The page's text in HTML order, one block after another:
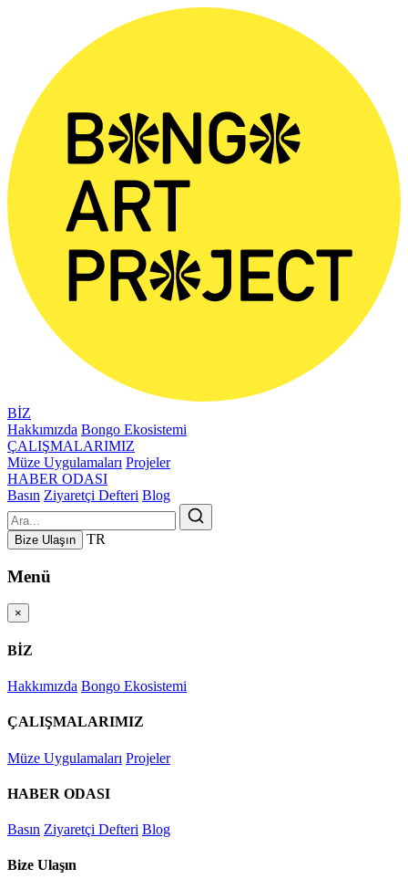
BİZ
Hakkımızda Bongo Ekosistemi
ÇALIŞMALARIMIZ
Müze Uygulamaları Projeler
HABER ODASI
Basın Ziyaretçi Defteri Blog
Bize Ulaşın TR
Menü
×
BİZ
Hakkımızda Bongo Ekosistemi
ÇALIŞMALARIMIZ
Müze Uygulamaları Projeler
HABER ODASI
Basın Ziyaretçi Defteri Blog
Bize Ulaşın